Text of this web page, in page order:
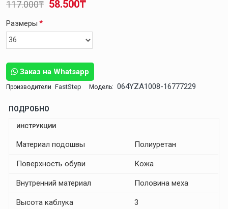
Заказ на Whatsapp
Производители FastStep Модель: 064YZA1008-16777229
58.500₸
117.000₸
Размеры
ПОДРОБНО
ИНСТРУКЦИИ
Материал подошвы Полиуретан
Поверхность обуви Кожа
Внутренний материал Половина меха
Высота каблука 3